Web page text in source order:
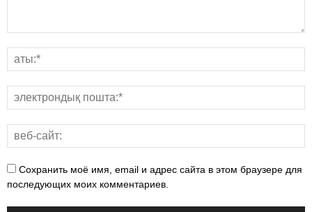
Сохранить моё имя, email и адрес сайта в этом браузере для
последующих моих комментариев.